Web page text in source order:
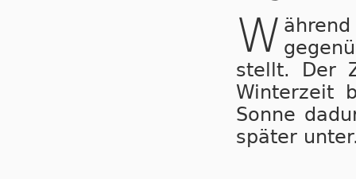
W
stellt. Der
Winterzeit
Sonne
später